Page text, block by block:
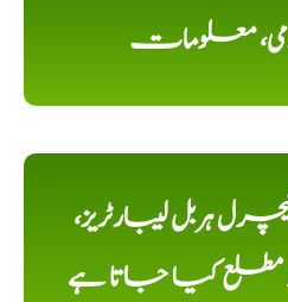
معلومات
ہربل لیبارٹریز،
مطلع کیا جاتا ہے